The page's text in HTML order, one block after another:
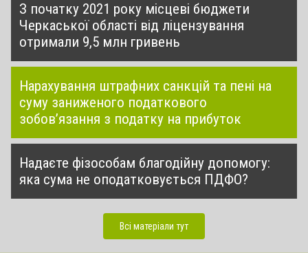
З початку 2021 року місцеві бюджети
Черкаської області від ліцензування
отримали 9,5 млн гривень
Нарахування штрафних санкцій та пені на
суму заниженого податкового
зобов’язання з податку на прибуток
Надаєте фізособам благодійну допомогу:
яка сума не оподатковується ПДФО?
Всі матеріали тут